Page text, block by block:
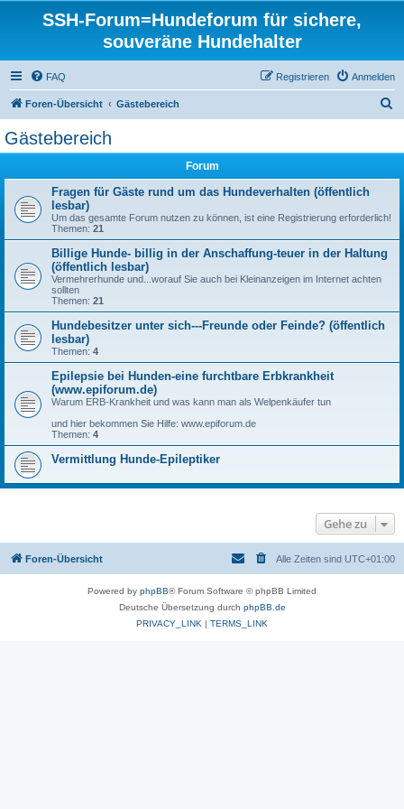
SSH-Forum=Hundeforum für sichere,
souveräne Hundehalter
FAQ Anmelden
Registrieren
Foren-Übersicht Gästebereich
Gästebereich
Forum
Fragen für Gäste rund um das Hundeverhalten (öffentlich
lesbar)
Um das gesamte Forum nutzen zu können, ist eine Registrierung erforderlich!
Themen: 21
Billige Hunde- billig in der Anschaffung-teuer in der Haltung
(öffentlich lesbar)
Vermehrerhunde und...worauf Sie auch bei Kleinanzeigen im Internet achten
sollten
Themen: 21
Hundebesitzer unter sich---Freunde oder Feinde? (öffentlich
lesbar)
Themen: 4
Epilepsie bei Hunden-eine furchtbare Erbkrankheit
(www.epiforum.de)
Warum ERB-Krankheit und was kann man als Welpenkäufer tun
und hier bekommen Sie Hilfe: www.epiforum.de
Themen: 4
Vermittlung Hunde-Epileptiker
Gehe zu
Foren-Übersicht Alle Zeiten sind UTC+01:00
Powered by phpBB® Forum Software © phpBB Limited
Deutsche Übersetzung durch phpBB.de
PRIVACY_LINK | TERMS_LINK